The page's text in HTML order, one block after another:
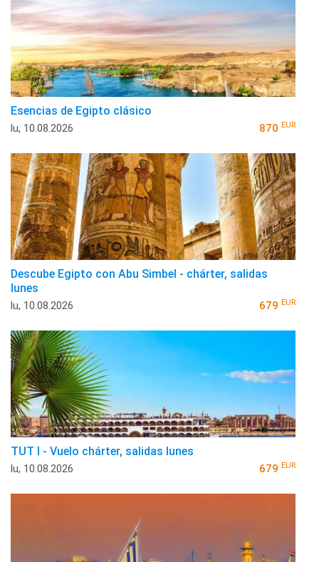
Esencias de Egipto clásico
lu, 10.08.2026 870 EUR
Descube Egipto con Abu Simbel - chárter, salidas
lunes
lu, 10.08.2026 679 EUR
TUT I - Vuelo chárter, salidas lunes
lu, 10.08.2026 679 EUR